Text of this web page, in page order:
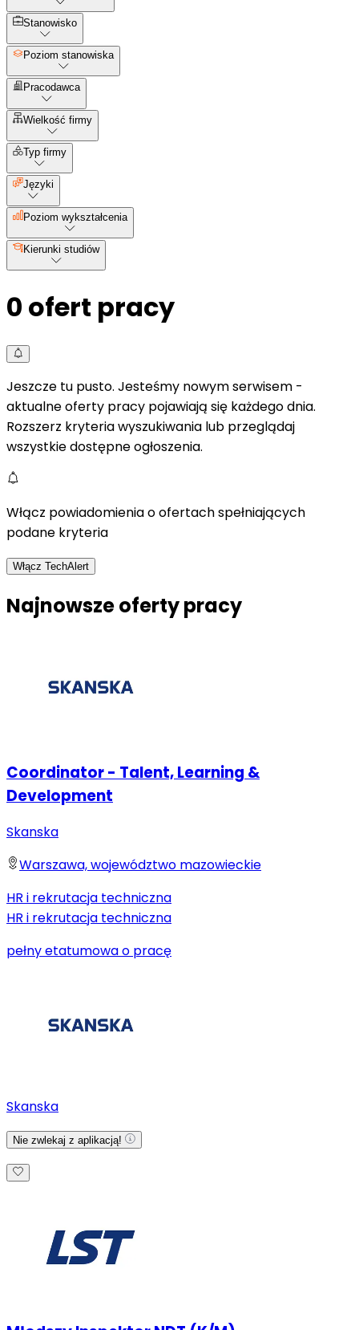
Stanowisko
Poziom stanowiska
Pracodawca
Wielkość firmy
Typ firmy
Języki
Poziom wykształcenia
Kierunki studiów
0 ofert pracy
Jeszcze tu pusto. Jesteśmy nowym serwisem -
aktualne oferty pracy pojawiają się każdego dnia.
Rozszerz kryteria wyszukiwania lub przeglądaj
wszystkie dostępne ogłoszenia.
Włącz powiadomienia o ofertach spełniających
podane kryteria
Włącz TechAlert
Najnowsze oferty pracy
Coordinator - Talent, Learning &
Development
Skanska
Warszawa, województwo mazowieckie
HR i rekrutacja techniczna
HR i rekrutacja techniczna
pełny etatumowa o pracę
Skanska
Nie zwlekaj z aplikacją!